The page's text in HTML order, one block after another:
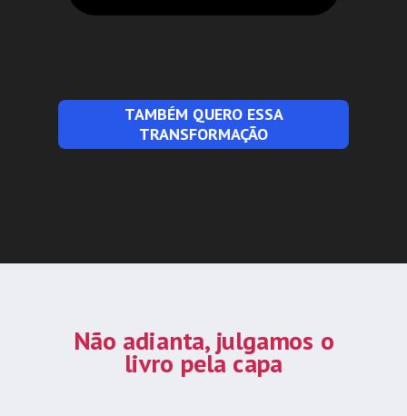
Não adianta, julgamos o
livro pela capa
TAMBÉM QUERO ESSA
TRANSFORMAÇÃO